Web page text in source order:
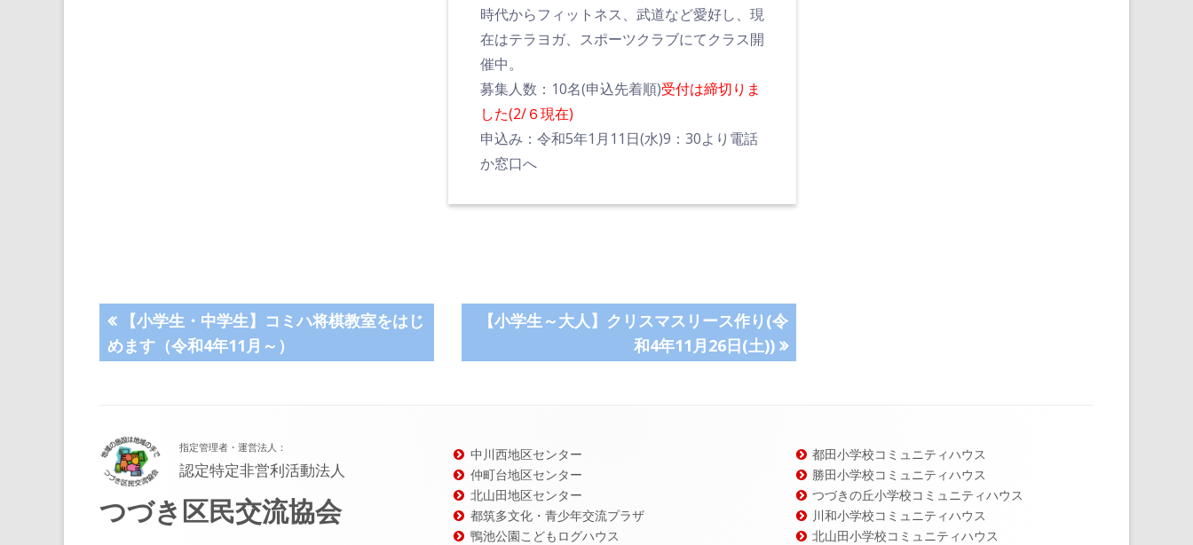
時代からフィットネス、武道など愛好し、現
在はテラヨガ、スポーツクラブにてクラス開
催中。
募集人数：10名(申込先着順)受付は締切りま
した(2/６現在)
申込み：令和5年1月11日(水)9：30より電話
か窓口へ
投
稿
ビ
ゲ
ー
前
の
【小学生・中学生】コミハ将棋教室をはじ
めます（令和4年11月～）
次
【小学生～大人】クリスマスリース作り(令
和4年11月26日(土))
ッ
タ
ー・
指定管理者・運営法人：
認定特定非営利活動法人
つづき区民交流協会
中川西地区センター
仲町台地区センター
北山田地区センター
都筑多文化・青少年交流プラザ
鴨池公園こどもログハウス
都田小学校コミュニティハウス
勝田小学校コミュニティハウス
つづきの丘小学校コミュニティハウス
川和小学校コミュニティハウス
北山田小学校コミュニティハウス